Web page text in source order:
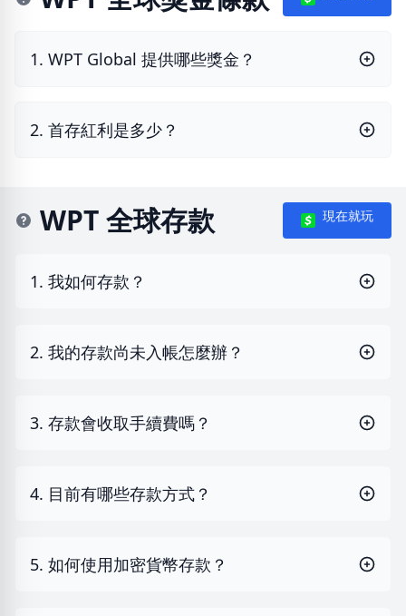
1. WPT Global 提供哪些獎金？
2. 首存紅利是多少？
WPT 全球存款 現在就玩
1. 我如何存款？
2. 我的存款尚未入帳怎麼辦？
3. 存款會收取手續費嗎？
4. 目前有哪些存款方式？
5. 如何使用加密貨幣存款？